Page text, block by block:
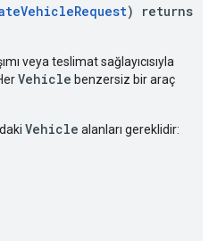
) returns
veya teslimat sağlayıcısıyla
Vehicle benzersiz bir araç
Vehicle alanları gereklidir: